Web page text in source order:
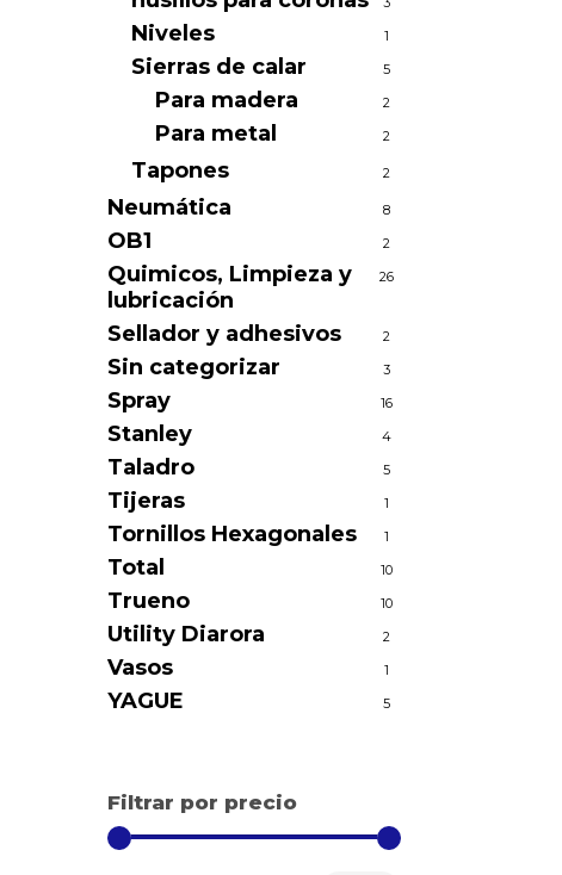
Niveles 1
Sierras de calar 5
Para madera 2
Para metal 2
Tapones 2
Neumática 8
OB1 2
Quimicos, Limpieza y
lubricación
26
Sellador y adhesivos 2
Sin categorizar 3
Spray 16
Stanley 4
Taladro 5
Tijeras 1
Tornillos Hexagonales 1
Total 10
Trueno 10
Utility Diarora 2
Vasos 1
YAGUE 5
Filtrar por precio